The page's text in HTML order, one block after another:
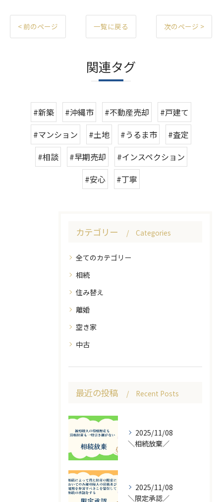
< 前のページ 一覧に戻る 次のページ >
関連タグ
#新築 #沖縄市 #不動産売却
#戸建て
#マンション
#土地 #うるま市
#査定
#相談
#早期売却
#インスペクション
#安心
#丁寧
カテゴリー Categories
全てのカテゴリー
相続
住み替え
離婚
空き家
中古
最近の投稿 Recent Posts
2025/11/08
＼相続放棄／
2025/11/08
＼限定承認／